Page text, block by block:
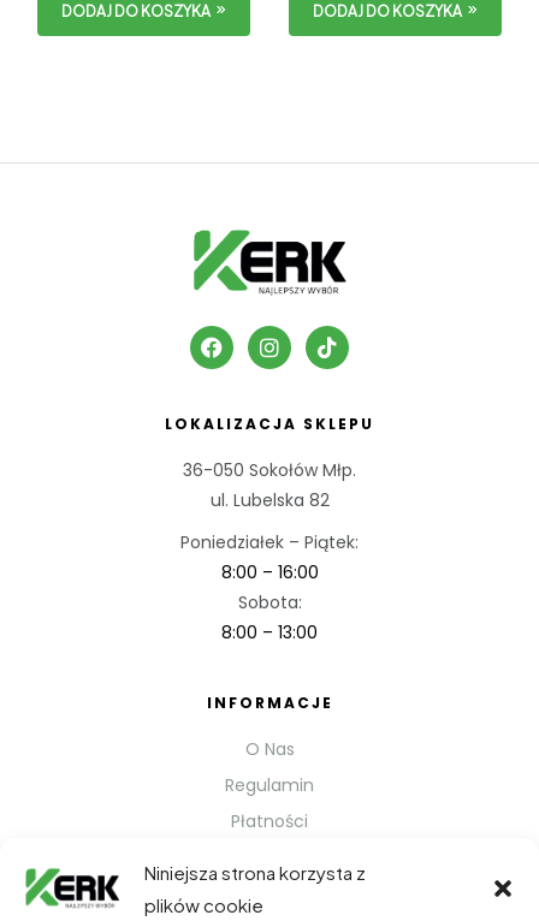
Niniejsza strona korzysta z
plików cookie
DODAJ DO KOSZYKA DODAJ DO KOSZYKA
LOKALIZACJA SKLEPU
36-050 Sokołów Młp.
ul. Lubelska 82
Poniedziałek – Piątek:
8:00 – 16:00
Sobota:
8:00 – 13:00
INFORMACJE
O Nas
Regulamin
Płatności